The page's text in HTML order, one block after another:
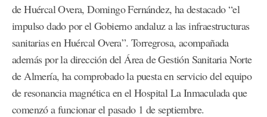
de Huércal Overa, Domingo Fernández, ha destacado “el
impulso dado por el Gobierno andaluz a las infraestructuras
sanitarias en Huércal Overa”. Torregrosa, acompañada
además por la dirección del Área de Gestión Sanitaria Norte
de Almería, ha comprobado la puesta en servicio del equipo
de resonancia magnética en el Hospital La Inmaculada que
comenzó a funcionar el pasado 1 de septiembre.